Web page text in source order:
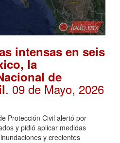
intensas en seis
la
de
. 09 de Mayo, 2026
Protección Civil alertó por
y pidió aplicar medidas
y crecientes